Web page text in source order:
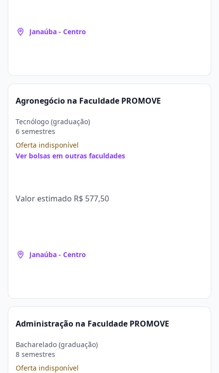
Janaúba - Centro
Agronegócio na Faculdade PROMOVE
Tecnólogo (graduação)
6 semestres
Oferta indisponível
Ver bolsas em outras faculdades
Valor estimado R$ 577,50
Janaúba - Centro
Administração na Faculdade PROMOVE
Bacharelado (graduação)
8 semestres
Oferta indisponível